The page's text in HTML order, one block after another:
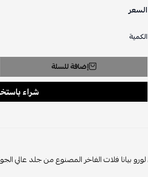
السعر
الكمية
إضافة للسلة
بيانا فلات الفاخر المصنوع من جلد عالي